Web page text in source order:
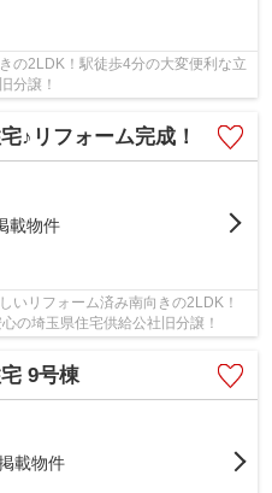
の2LDK！駅徒歩4分の大変便利な立
分譲！
♪リフォーム完成！
載物件
いリフォーム済み南向きの2LDK！
の埼玉県住宅供給公社旧分譲！
9号棟
載物件